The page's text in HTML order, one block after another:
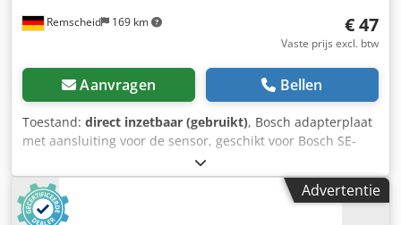
Remscheid 169 km € 47
Vaste prijs excl. btw
Aanvragen Bellen
Toestand: direct inzetbaar (gebruikt), Bosch adapterplaat
met aansluiting voor de sensor, geschikt voor Bosch SE-
LB3.075.030-00.000 / draaisensor ERN 221.2133-1000
motor. Gebruikt, in goede staat, 100% functioneel. De
leveringsomvang is te zien op de foto's. Dsdpfx Aszr Dc
Dog Rswa
Advertentie